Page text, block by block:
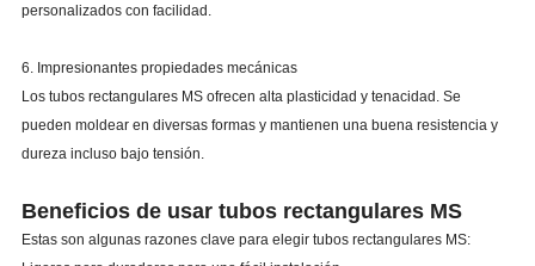
personalizados con facilidad.
6. Impresionantes propiedades mecánicas
Los tubos rectangulares MS ofrecen alta plasticidad y tenacidad. Se
pueden moldear en diversas formas y mantienen una buena resistencia y
dureza incluso bajo tensión.
Beneficios de usar tubos rectangulares MS
Estas son algunas razones clave para elegir tubos rectangulares MS: